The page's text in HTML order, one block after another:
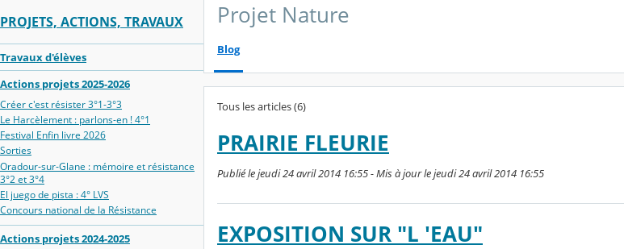
PROJETS, ACTIONS, TRAVAUX
Travaux d'élèves
Actions projets 2025-2026
Créer c'est résister 3°1-3°3
Le Harcèlement : parlons-en ! 4°1
Festival Enfin livre 2026
Sorties
Oradour‑sur‑Glane : mémoire et résistance
3°2 et 3°4
El juego de pista : 4° LVS
Concours national de la Résistance
Actions projets 2024-2025
Projet Nature
Blog
Tous les articles (6)
PRAIRIE FLEURIE
Publié le jeudi 24 avril 2014 16:55 - Mis à jour le jeudi 24 avril 2014 16:55
EXPOSITION SUR "L 'EAU"